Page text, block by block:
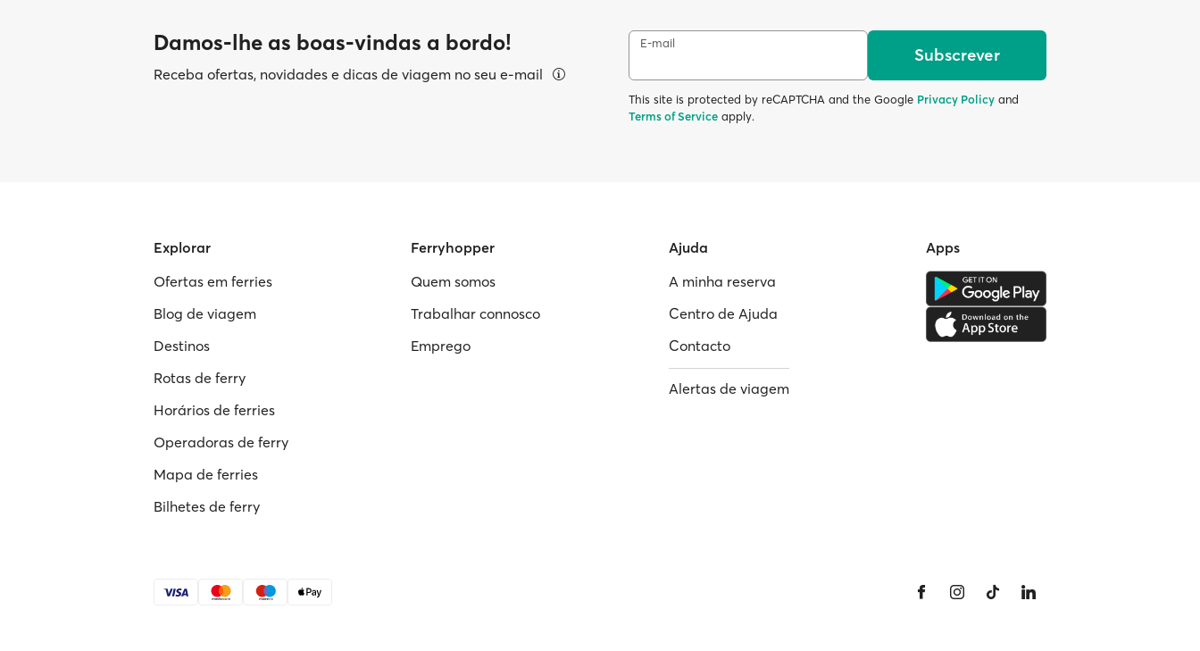
Damos-lhe as boas-vindas a bordo!
Receba ofertas, novidades e dicas de viagem no seu e-mail
E-mail
Subscrever
This site is protected by reCAPTCHA and the Google Privacy Policy and
Terms of Service apply.
Explorar
Ofertas em ferries
Blog de viagem
Destinos
Rotas de ferry
Horários de ferries
Operadoras de ferry
Mapa de ferries
Bilhetes de ferry
Ferryhopper
Quem somos
Trabalhar connosco
Emprego
Ajuda
A minha reserva
Centro de Ajuda
Contacto
Alertas de viagem
Apps